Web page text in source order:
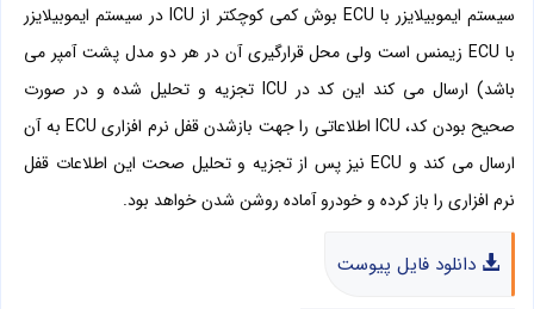
سیستم ایموبیلایزر با ECU بوش کمی کوچکتر از ICUدر سیستم ایموبیلایزر
با ECUزیمنس است ولی محل قرارگیری آن در هر دو مدل پشت آمپر می
باشد) ارسال می کند این کد در ICU تجزیه و تحلیل شده و در صورت
صحیح بودن کد، ICU اطلاعاتی را جهت بازشدن قفل نرم افزاری ECU به آن
ارسال می کند و ECUنیز پس از تجزیه و تحلیل صحت این اطلاعات قفل
نرم افزاری را باز کرده و خودرو آماده روشن شدن خواهد بود.
دانلود فایل پیوست